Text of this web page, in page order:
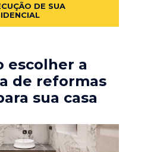
DE SUA
escolher a
de reformas
sua casa